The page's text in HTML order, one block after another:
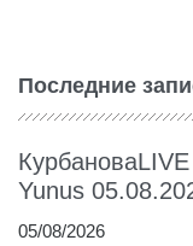
Последние
Yunus
05/08/2026